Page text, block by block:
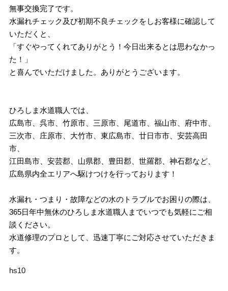
無事交換完了です。
水漏れチェック及び初期不良チェックをしお客様に確認して
いただくと、
「すぐやってくれてありがとう！今日出来るとは思わなかっ
た！」
と喜んでいただけました。ありがとうございます。
ひろしま水道職人では、
広島市、呉市、竹原市、三原市、尾道市、福山市、府中市、
三次市、庄原市、大竹市、東広島市、廿日市市、安芸高田
市、
江田島市、安芸郡、山県郡、豊田郡、世羅郡、神石郡など、
広島県内全エリアへ駆けつけを行っております！
水漏れ・つまり・故障などの水のトラブルでお困りの際は、
365日年中無休のひろしま水道職人までいつでも気軽にご相
談ください。
水道修理のプロとして、迅速丁寧にご対応させていただきま
す。
hs10